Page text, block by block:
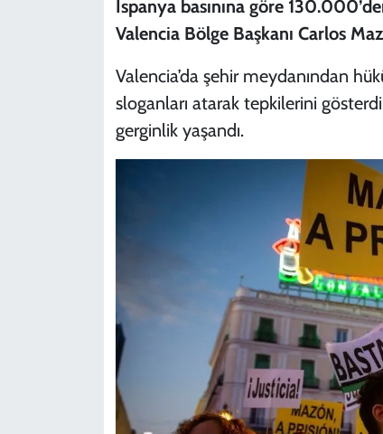
İspanya basınına göre
Valencia Bölge Başkanı Carlos
Valencia’da şehir meydanından
sloganları atarak tepkilerini
gerginlik yaşandı.